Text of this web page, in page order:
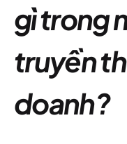
gì trong
truyền
doanh?